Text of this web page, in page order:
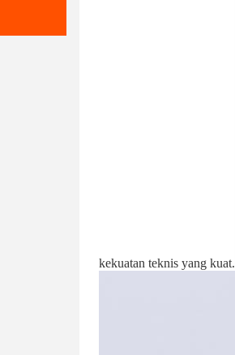
kekuatan teknis yang kuat.